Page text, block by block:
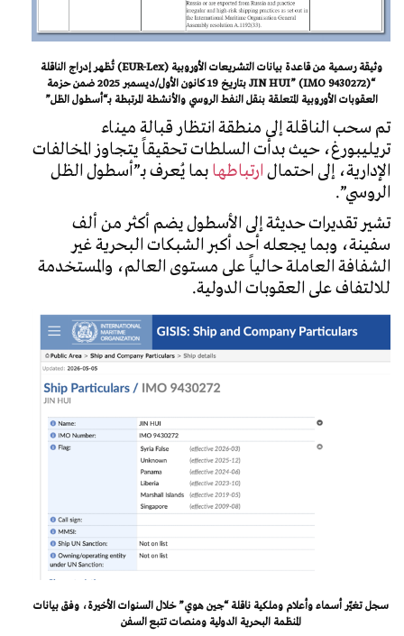
وثيقة رسمية من قاعدة بيانات التشريعات الأوروبية (EUR-Lex) تُظهر إدراج الناقلة
“JIN HUI” (IMO 9430272) بتاريخ 19 كانون الأول/ديسمبر 2025 ضمن حزمة
العقوبات الأوروبية المتعلقة بنقل النفط الروسي والأنشطة المرتبطة بـ“أسطول الظل”
تم سحب الناقلة إلى منطقة انتظار قبالة ميناء
تريليبورغ، حيث بدأت السلطات تحقيقاً يتجاوز المخالفات
الإدارية، إلى احتمالارتباطهابما يُعرف بـ”أسطول الظل
الروسي”.
تشير تقديرات حديثة إلى الأسطول يضم أكثر من ألف
سفينة، وبما يجعله أحد أكبر الشبكات البحرية غير
الشفافة العاملة حالياً على مستوى العالم، والمستخدمة
للالتفاف على العقوبات الدولية.
سجل تغيّر أسماء وأعلام وملكية ناقلة “جين هوي” خلال السنوات الأخيرة، وفق بيانات
المنظمة البحرية الدولية ومنصات تتبع السفن